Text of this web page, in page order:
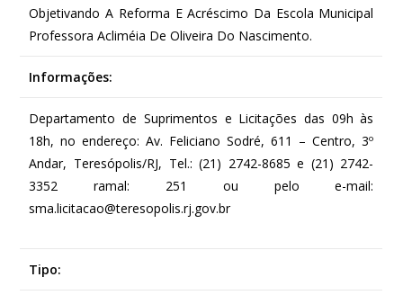
Objetivando A Reforma E Acréscimo Da Escola Municipal
Professora Acliméia De Oliveira Do Nascimento.
Informações:
Departamento de Suprimentos e Licitações das 09h às
18h, no endereço: Av. Feliciano Sodré, 611 – Centro, 3º
Andar, Teresópolis/RJ, Tel.: (21) 2742-8685 e (21) 2742-
3352 ramal: 251 ou pelo e-mail:
sma.licitacao@teresopolis.rj.gov.br
Tipo: